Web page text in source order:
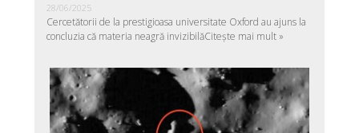
28/06/2025
Cercetătorii de la prestigioasa universitate Oxford au ajuns la
concluzia că materia neagră invizibilăCitește mai mult »